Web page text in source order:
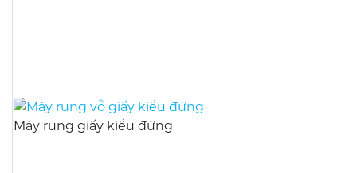
Máy rung giấy kiểu đứng